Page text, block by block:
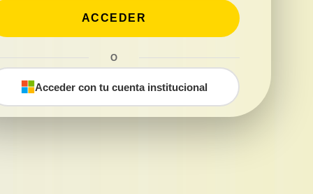
ACCEDER
O
Acceder con tu cuenta institucional